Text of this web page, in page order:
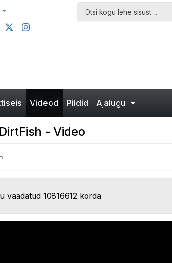
Videod Pildid Ajalugu
- Video
vaadatud 10816612 korda